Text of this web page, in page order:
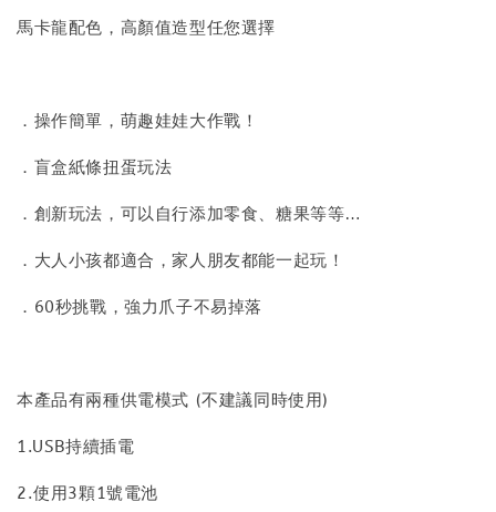
馬卡龍配色，高顏值造型任您選擇
．操作簡單，萌趣娃娃大作戰！
．盲盒紙條扭蛋玩法
．創新玩法，可以自行添加零食、糖果等等…
．大人小孩都適合，家人朋友都能一起玩！
．60秒挑戰，強力爪子不易掉落
本產品有兩種供電模式 (不建議同時使用)
1.USB持續插電
2.使用3顆1號電池